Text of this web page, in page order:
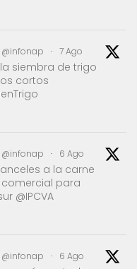
@infonap · 7 Ago
siembra de trigo
cortos
@infonap · 6 Ago
a la carne
para
@IPCVA
@infonap · 6 Ago